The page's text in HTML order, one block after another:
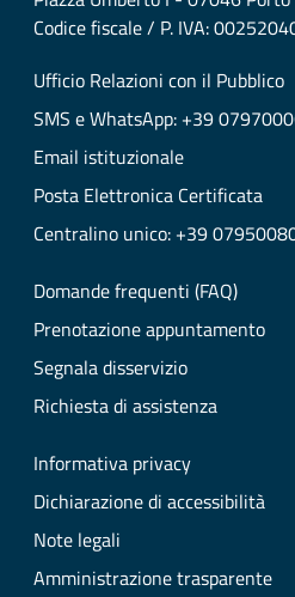
Codice fiscale / P. IVA:
Ufficio Relazioni con il Pubblico
SMS e WhatsApp: +39
Email istituzionale
Posta Elettronica Certificata
Centralino unico: +39
Domande frequenti (FAQ)
Prenotazione appuntamento
Segnala disservizio
Richiesta di assistenza
Informativa privacy
Dichiarazione di accessibilità
Note legali
Amministrazione trasparente